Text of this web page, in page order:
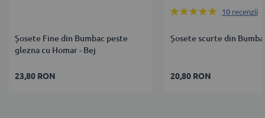
Șosete Fine din Bumbac peste
glezna cu Homar - Bej
23,80 RON
Rating:
10 recenzii
Șosete scurte din
20,80 RON